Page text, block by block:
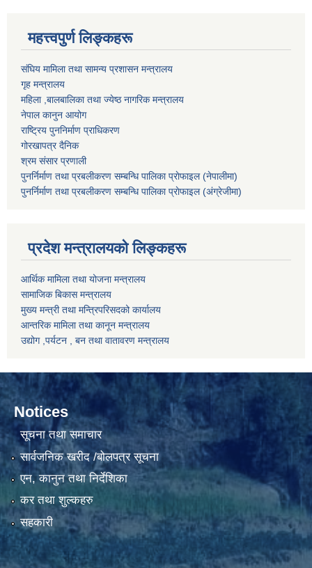
महत्त्वपुर्ण लिङ्कहरू
संघिय मामिला तथा सामन्य प्रशासन मन्त्रालय
गृह मन्त्रालय
महिला ,बालबालिका तथा ज्येष्ठ नागरिक मन्त्रालय
नेपाल कानुन आयोग
राष्ट्रिय पुननिर्माण प्राधिकरण
गोरखापत्र दैनिक
श्रम संसार प्रणाली
पुनर्निर्माण तथा प्रबलीकरण सम्बन्धि पालिका प्राेफाइल (नेपालीमा)
पुनर्निर्माण तथा प्रबलीकरण सम्बन्धि पालिका प्राेफाइल(अंग्रेजीमा)
प्रदेश मन्त्रालयको लिङ्कहरू
आर्थिक मामिला तथा योजना मन्त्रालय
सामाजिक बिकास मन्त्रालय
मुख्य मन्त्री तथा मन्त्रिपरिसदको कार्यालय
आन्तरिक मामिला तथा कानून मन्त्रालय
उद्योग ,पर्यटन , बन तथा वातावरण मन्त्रालय
Notices
सूचना तथा समाचार
सार्वजनिक खरीद /बोलपत्र सूचना
एन, कानुन तथा निर्देशिका
कर तथा शुल्कहरु
सहकारी